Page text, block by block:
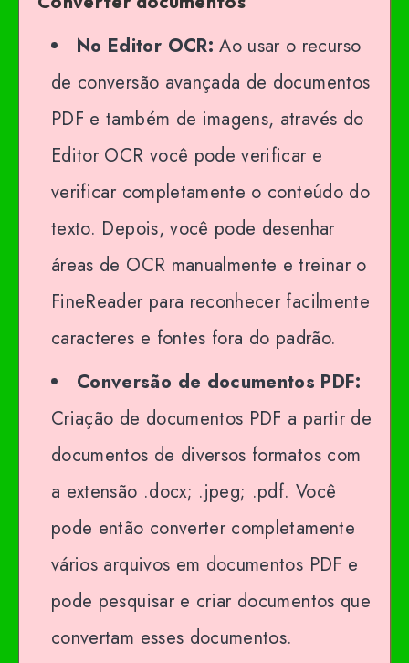
No Editor OCR:Ao usar o recurso
de conversão avançada de documentos
PDF e também de imagens, através do
Editor OCR você pode verificar e
verificar completamente o conteúdo do
texto. Depois, você pode desenhar
áreas de OCR manualmente e treinar o
FineReader para reconhecer facilmente
caracteres e fontes fora do padrão.
Conversão de documentos PDF:
Criação de documentos PDF a partir de
documentos de diversos formatos com
a extensão .docx; .jpeg; .pdf. Você
pode então converter completamente
vários arquivos em documentos PDF e
pode pesquisar e criar documentos que
convertam esses documentos.